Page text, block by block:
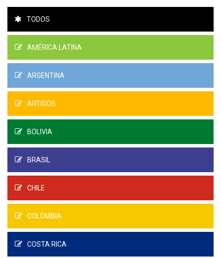
TODOS
AMÉRICA LATINA
ARGENTINA
ARTIGOS
BOLIVIA
BRASIL
CHILE
COLOMBIA
COSTA RICA